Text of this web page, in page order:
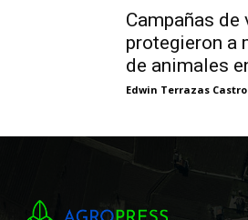
Campañas de
protegieron a
de animales
Edwin Terrazas Castro